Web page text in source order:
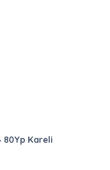
80Yp Kareli